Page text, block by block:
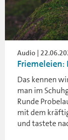
Audio |
Friemeleien:
Das kennen
man im
Runde
mit dem
und tastete